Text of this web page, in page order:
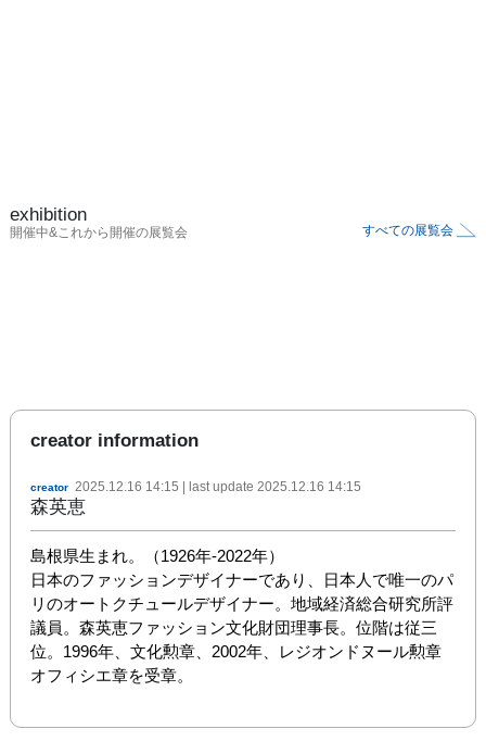
exhibition
開催中&これから開催の展覧会 すべての展覧会
creator information
creator 2025.12.16 14:15 | last update 2025.12.16 14:15
森英恵
島根県生まれ。（1926年-2022年）
日本のファッションデザイナーであり、日本人で唯一のパ
リのオートクチュールデザイナー。地域経済総合研究所評
議員。森英恵ファッション文化財団理事長。位階は従三
位。1996年、文化勲章、2002年、レジオンドヌール勲章
オフィシエ章を受章。